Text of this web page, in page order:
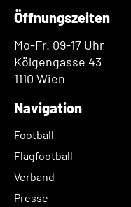
Öffnungszeiten
Mo-Fr. 09-17 Uhr
Kölgengasse 43
1110 Wien
Navigation
Football
Flagfootball
Verband
Presse